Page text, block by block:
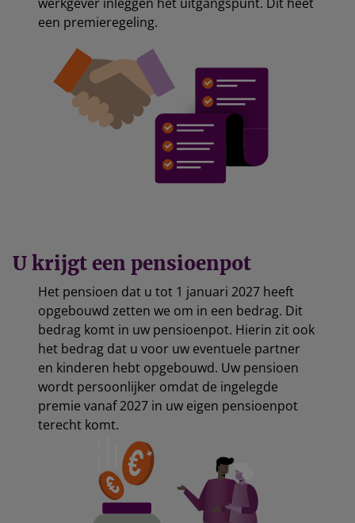
een premieregeling.
U krijgt een pensioenpot
Het pensioen dat u tot 1 januari 2027 heeft
opgebouwd zetten we om in een bedrag. Dit
bedrag komt in uw pensioenpot. Hierin zit ook
het bedrag dat u voor uw eventuele partner
en kinderen hebt opgebouwd. Uw pensioen
wordt persoonlijker omdat de ingelegde
premie vanaf 2027 in uw eigen pensioenpot
terecht komt.